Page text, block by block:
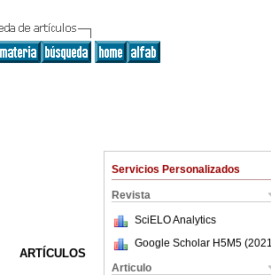
Servicios Personalizados
Revista
SciELO Analytics
Google Scholar H5M5 (2021
Articulo
ARTÍCULOS